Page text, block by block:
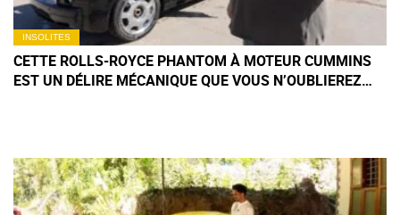
INSOLITES
CETTE ROLLS-ROYCE PHANTOM À MOTEUR CUMMINS
EST UN DÉLIRE MÉCANIQUE QUE VOUS N’OUBLIEREZ